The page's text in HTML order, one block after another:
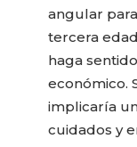
angular
tercera
haga
económico.
implicaría
cuidados y